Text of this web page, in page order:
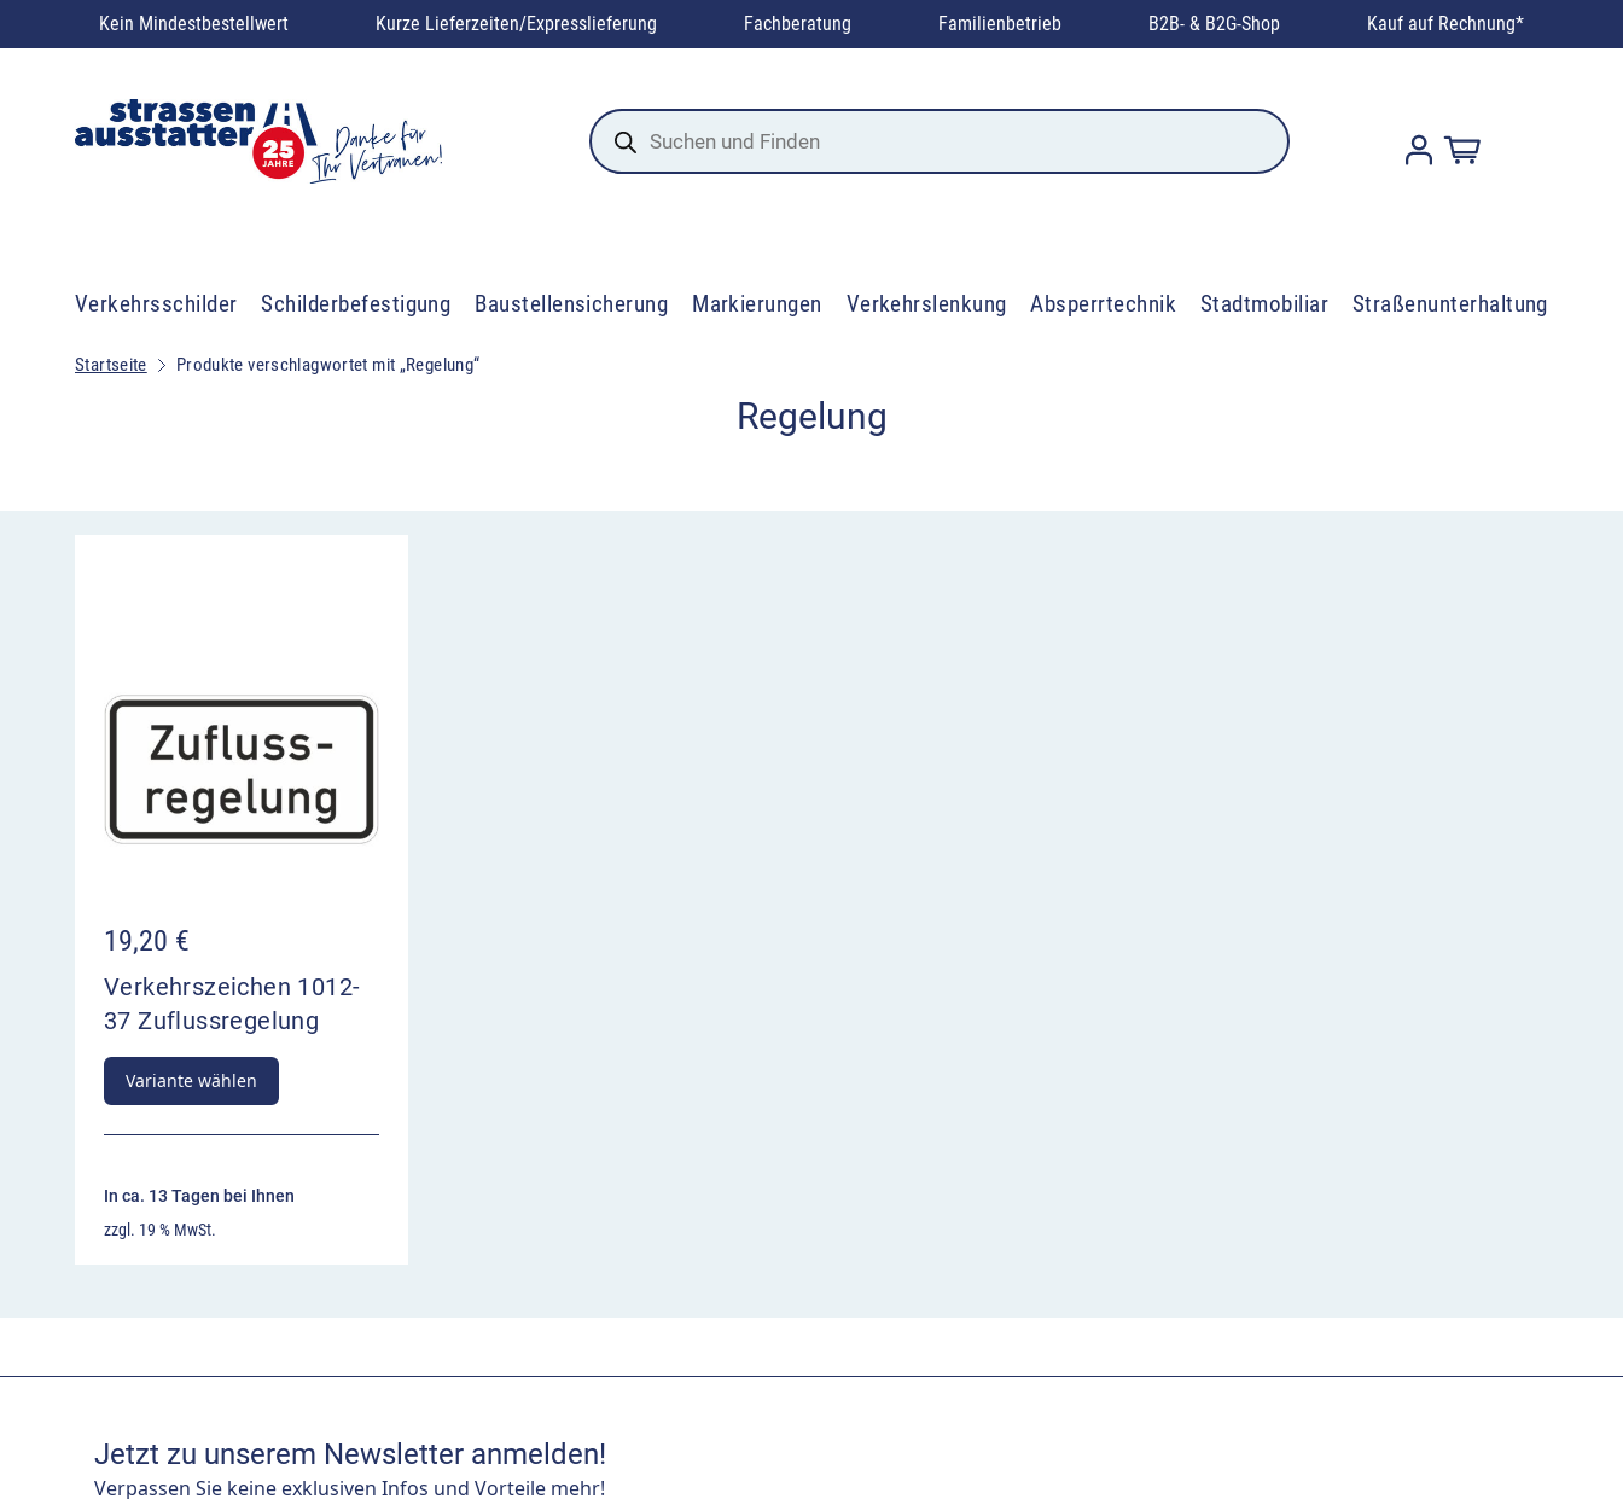
Kein Mindestbestellwert Kurze Lieferzeiten/Expresslieferung Fachberatung Familienbetrieb B2B- & B2G-Shop Kauf auf Rechnung*
Products
search
Verkehrsschilder Schilderbefestigung Baustellensicherung Markierungen Verkehrslenkung Absperrtechnik Stadtmobiliar Straßenunterhaltung
Startseite Produkte verschlagwortet mit „Regelung“
Regelung
19,20 €
Verkehrszeichen 1012-
37 Zuflussregelung
Variante wählen
In ca. 13 Tagen bei Ihnen
zzgl. 19 % MwSt.
Jetzt zu unserem Newsletter anmelden!
Verpassen Sie keine exklusiven Infos und Vorteile mehr!